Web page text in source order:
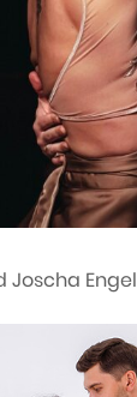
Joscha Engel